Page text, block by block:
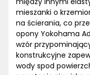
mieszanki o
na ścierania, co
opony Yokohama
wzór
konstrukcyjne
wody spod